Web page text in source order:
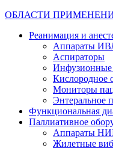
ОБЛАСТИ
Реанимация и
Аппараты
Аспираторы
Инфузионные
Кислородное
Мониторы
Энтеральное
Функциональная
Паллиативное
Аппараты
Жилетные